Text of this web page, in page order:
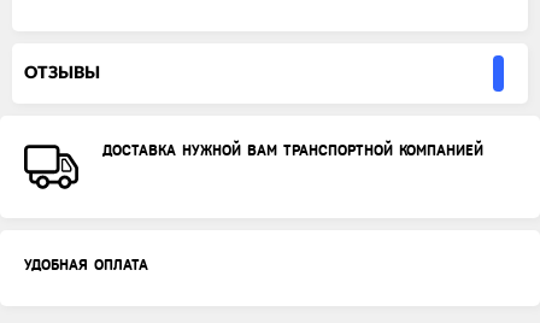
ОТЗЫВЫ
ДОСТАВКА НУЖНОЙ ВАМ ТРАНСПОРТНОЙ КОМПАНИЕЙ
УДОБНАЯ ОПЛАТА